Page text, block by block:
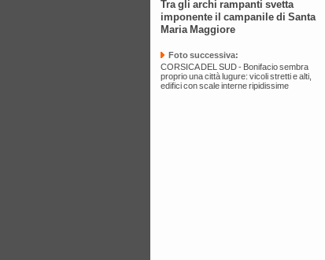
Tra gli archi rampanti svetta
imponente il campanile di Santa
Maria Maggiore
Foto successiva:
CORSICA DEL SUD - Bonifacio sembra
proprio una città lugure: vicoli stretti e alti,
edifici con scale interne ripidissime